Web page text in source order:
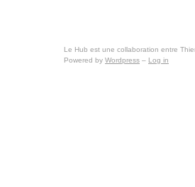
Le Hub est une collaboration entre
Powered by Wordpress – Log in